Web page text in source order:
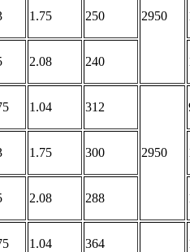
2950
1.75 250
2.08 240
1.04 312
2950
1.75 300
2.08 288
1.04 364